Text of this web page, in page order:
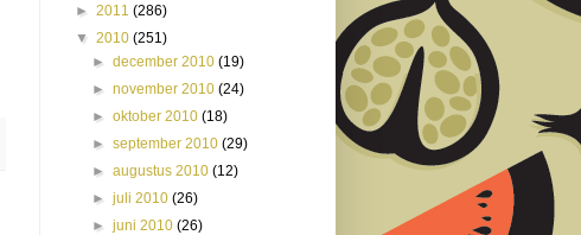
► 2011 (286)
▼ 2010 (251)
►december 2010(19)
►november 2010(24)
►oktober 2010(18)
►september 2010(29)
►augustus 2010(12)
►juli 2010(26)
►juni 2010(26)